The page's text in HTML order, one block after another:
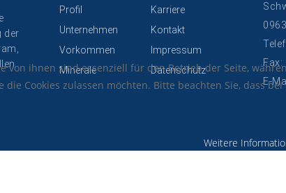
der
Profil
Unternehmen
Vorkommen
Minerale
Karriere
Kontakt
Impressum
Datenschutz
Fax:
E-
von ihnen sind essenziell für den Betrieb der Seite,
die Cookies zulassen möchten. Bitte beachten Sie, dass
Weitere